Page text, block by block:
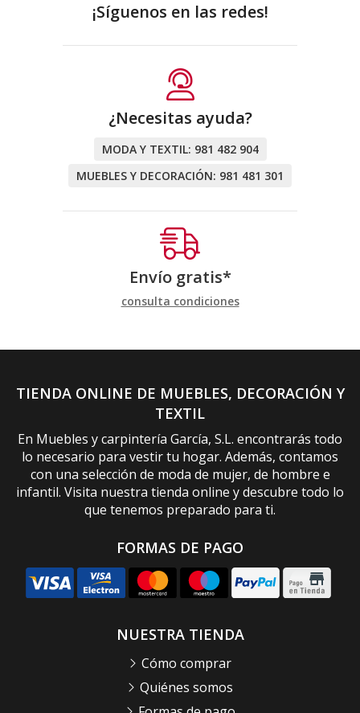
¡Síguenos en las redes!
¿Necesitas ayuda?
MODA Y TEXTIL: 981 482 904
MUEBLES Y DECORACIÓN: 981 481 301
Envío gratis*
consulta condiciones
TIENDA ONLINE DE MUEBLES, DECORACIÓN Y
TEXTIL
En Muebles y carpintería García, S.L. encontrarás todo
lo necesario para vestir tu hogar. Además, contamos
con una selección de moda de mujer, de hombre e
infantil. Visita nuestra tienda online y descubre todo lo
que tenemos preparado para ti.
FORMAS DE PAGO
NUESTRA TIENDA
Cómo comprar
Quiénes somos